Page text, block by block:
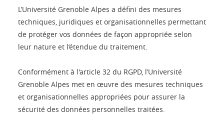
L’Université Grenoble Alpes a défini des mesures
techniques, juridiques et organisationnelles permettant
de protéger vos données de façon appropriée selon
leur nature et l’étendue du traitement.
Conformément à l'article 32 du RGPD, l’Université
Grenoble Alpes met en œuvre des mesures techniques
et organisationnelles appropriées pour assurer la
sécurité des données personnelles traitées.